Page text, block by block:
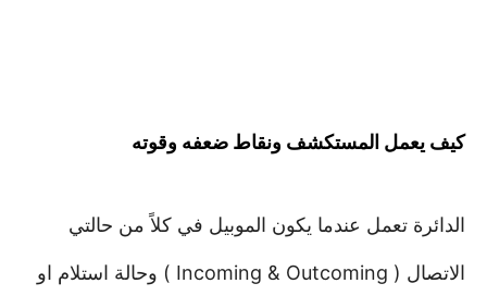
كيف يعمل المستكشف ونقاط ضعفه وقوته
الدائرة تعمل عندما يكون الموبيل في كلاً من حالتي
الاتصال ( Incoming & Outcoming ) وحالة استلام او